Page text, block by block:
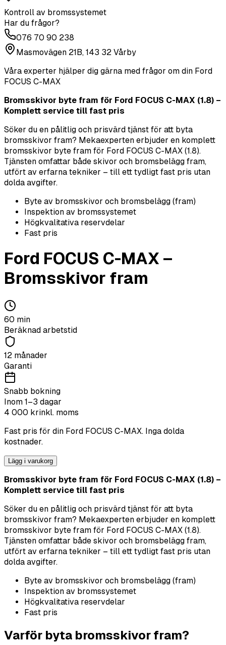
Kontroll av bromssystemet
Har du frågor?
076 70 90 238
Masmovägen 21B, 143 32 Vårby
Våra experter hjälper dig gärna med frågor om din Ford
FOCUS C-MAX
Bromsskivor byte fram för Ford FOCUS C-MAX (1.8) –
Komplett service till fast pris
Söker du en pålitlig och prisvärd tjänst för att byta
bromsskivor fram? Mekaexperten erbjuder en komplett
bromsskivor byte fram för Ford FOCUS C-MAX (1.8).
Tjänsten omfattar både skivor och bromsbelägg fram,
utfört av erfarna tekniker – till ett tydligt fast pris utan
dolda avgifter.
Byte av bromsskivor och bromsbelägg (fram)
Inspektion av bromssystemet
Högkvalitativa reservdelar
Fast pris
Ford FOCUS C-MAX –
Bromsskivor fram
60 min
Beräknad arbetstid
12 månader
Garanti
Snabb bokning
Inom 1–3 dagar
4 000 krinkl. moms
Fast pris för din Ford FOCUS C-MAX. Inga dolda
kostnader.
Lägg i varukorg
Bromsskivor byte fram för Ford FOCUS C-MAX (1.8) –
Komplett service till fast pris
Söker du en pålitlig och prisvärd tjänst för att byta
bromsskivor fram? Mekaexperten erbjuder en komplett
bromsskivor byte fram för Ford FOCUS C-MAX (1.8).
Tjänsten omfattar både skivor och bromsbelägg fram,
utfört av erfarna tekniker – till ett tydligt fast pris utan
dolda avgifter.
Byte av bromsskivor och bromsbelägg (fram)
Inspektion av bromssystemet
Högkvalitativa reservdelar
Fast pris
Varför byta bromsskivor fram?